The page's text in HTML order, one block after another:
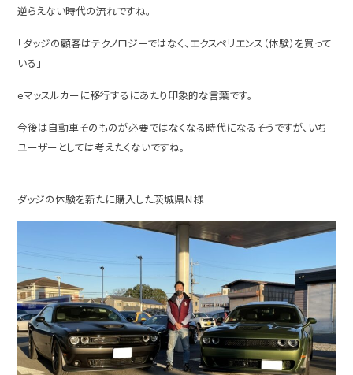
逆らえない時代の流れですね。
「ダッジの顧客はテクノロジーではなく、エクスペリエンス（体験）を買って
いる」
eマッスルカーに移行するにあたり印象的な言葉です。
今後は自動車そのものが必要ではなくなる時代になるそうですが、いち
ユーザーとしては考えたくないですね。
ダッジの体験を新たに購入した茨城県Ｎ様